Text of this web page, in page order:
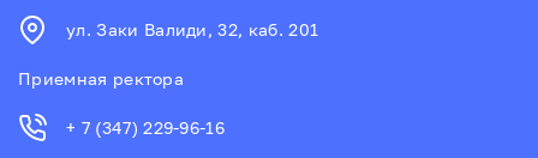
ул. Заки Валиди, 32, каб. 201
Приемная ректора
+ 7 (347) 229-96-16